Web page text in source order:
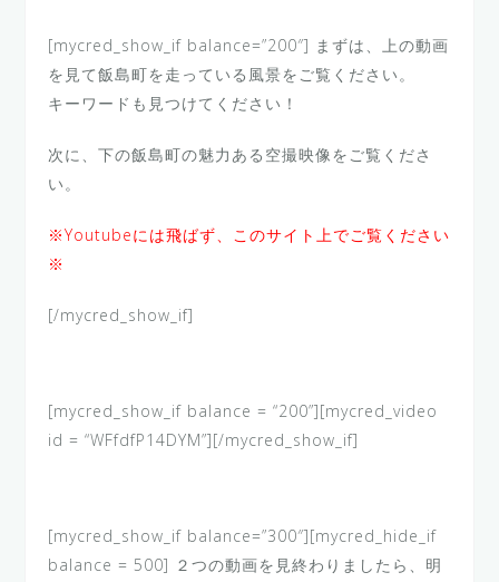
[mycred_show_if balance=”200″] まずは、上の動画
を見て飯島町を走っている風景をご覧ください。
キーワードも見つけてください！
次に、下の飯島町の魅力ある空撮映像をご覧くださ
い。
※Youtubeには飛ばず、このサイト上でご覧ください
※
[/mycred_show_if]
[mycred_show_if balance = “200”][mycred_video
id = “WFfdfP14DYM”][/mycred_show_if]
[mycred_show_if balance=”300″][mycred_hide_if
balance = 500] ２つの動画を見終わりましたら、明